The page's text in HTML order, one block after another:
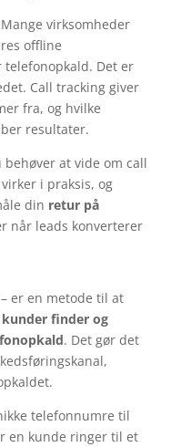
virksomheder
offline
Det er
Call tracking giver
fra, og hvilke
resultater.
at vide om call
i praksis, og
din retur på
når leads konverterer
er en metode til at
finder og
. Det gør det
telefonnumre til
en kunde ringer til et